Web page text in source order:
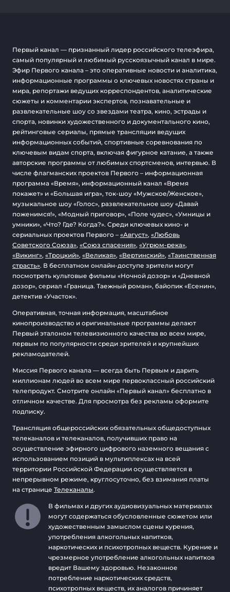
Первый канал — признанный лидер российского телеэфира,
самый популярный и любимый русскоязычный канал в мире.
Эфир Первого канала – это оперативные новости и аналитика,
информационные программы о ключевых новостях страны и
мира, репортажи ведущих корреспондентов, аналитические
сюжеты и комментарии экспертов, познавательные и
развлекательные шоу со звездами театра, кино, эстрады и
спорта, новинки художественного и документального кино,
рейтинговые сериалы, прямые трансляции ведущих
информационных событий, спортивные соревнования по
ключевым видам спорта, включая фигурное катание, а также
авторские программы от любимых спортсменов, интервью. В
числе флагманских проектов Первого – информационная
программа «Время», информационный канал «Время
покажет» и «Большая игра», ток-шоу «Мужское/Женское»,
музыкальное шоу «Голос», развлекательное шоу «Давай
поженимся!», «Модный приговор», «Поле чудес», «Умницы и
умники», «Что? Где? Когда?». Среди ключевых кино- и
сериальных проектов Первого – «Август», «Любовь
Советского Союза», «Союз спасения», «Угрюм-река»,
«Викинг», «Троцкий», «Великая», «Вертинский», «Таинственная
страсть». В бесплатном онлайн-доступе зрители могут
посмотреть культовые фильмы «Ночной дозор» и «Дневной
дозор», сериал «Граница. Таежный роман», байопик «Есенин»,
детектив «Участок».
Оперативная, точная информация, масштабное
кинопроизводство и оригинальные программы делают
Первый эталоном телевизионного качества во всем мире,
первым по популярности среди зрителей и крупнейших
рекламодателей.
Миссия Первого канала — всегда быть Первым и дарить
миллионам людей во всем мире первоклассный российский
телепродукт. Смотрите онлайн «Первый канал» бесплатно в
отличном качестве. Для просмотра без рекламы оформите
подписку.
Трансляция общероссийских обязательных общедоступных
телеканалов и телеканалов, получивших право на
осуществление эфирного цифрового наземного вещания с
использованием позиций в мультиплексах на всей
территории Российской Федерации осуществляется в
непрерывном режиме, круглосуточно, без взимания платы
на странице Телеканалы.
В фильмах и других аудиовизуальных материалах
могут содержаться обусловленные сюжетом или
художественным замыслом сцены курения,
употребления алкогольных напитков,
наркотических и психотропных веществ. Курение и
чрезмерное употребление алкогольных напитков
вредит Вашему здоровью. Незаконное
потребление наркотических средств,
психотропных веществ, их аналогов причиняет